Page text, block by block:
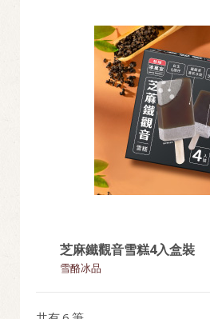
芝麻鐵觀音雪糕4入盒裝
雪酪冰品